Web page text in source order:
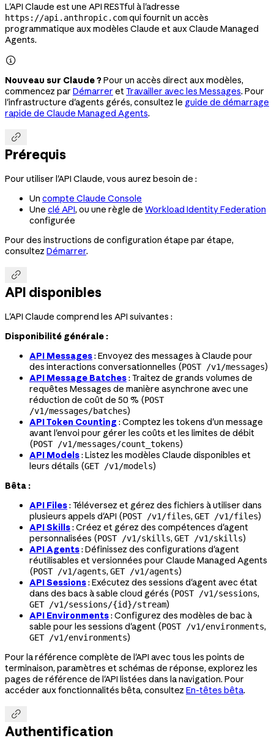
L'API Claude est une API RESTful à l'adresse
https://api.anthropic.comqui fournit un accès
programmatique aux modèles Claude et aux Claude Managed
Agents.

Nouveau sur Claude ?Pour un accès direct aux modèles,
commencez par Démarrer etTravailler avec les Messages. Pour
l'infrastructure d'agents gérés, consultez le guide de démarrage
rapide de Claude Managed Agents.

Prérequis
Pour utiliser l'API Claude, vous aurez besoin de :
Un compte Claude Console
Une clé API, ou une règle de Workload Identity Federation
configurée
Pour des instructions de configuration étape par étape,
consultez Démarrer.

API disponibles
L'API Claude comprend les API suivantes :
Disponibilité générale :
API Messages: Envoyez des messages à Claude pour
des interactions conversationnelles (POST /v1/messages)
API Message Batches: Traitez de grands volumes de
requêtes Messages de manière asynchrone avec une
réduction de coût de 50 % (POST
/v1/messages/batches)
API Token Counting : Comptez les tokens d'un message
avant l'envoi pour gérer les coûts et les limites de débit
(POST /v1/messages/count_tokens)
API Models: Listez les modèles Claude disponibles et
leurs détails (GET /v1/models)
Bêta :
API Files: Téléversez et gérez des fichiers à utiliser dans
plusieurs appels d'API (POST /v1/files, GET /v1/files)
API Skills: Créez et gérez des compétences d'agent
personnalisées (POST /v1/skills, GET /v1/skills)
API Agents: Définissez des configurations d'agent
réutilisables et versionnées pour Claude Managed Agents
(POST /v1/agents, GET /v1/agents)
API Sessions: Exécutez des sessions d'agent avec état
dans des bacs à sable cloud gérés (POST /v1/sessions,
GET /v1/sessions/{id}/stream)
API Environments: Configurez des modèles de bac à
sable pour les sessions d'agent (POST /v1/environments,
GET /v1/environments)
Pour la référence complète de l'API avec tous les points de
terminaison, paramètres et schémas de réponse, explorez les
pages de référence de l'API listées dans la navigation. Pour
accéder aux fonctionnalités bêta, consultez En-têtes bêta.

Authentification